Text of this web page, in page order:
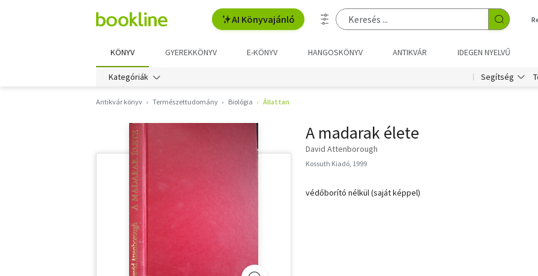
AI Könyvajánló
KÖNYV GYEREKKÖNYV E-KÖNYV HANGOSKÖNYV ANTIKVÁR IDEGEN NYELVŰ
Kategóriák Segítség
Antikvár könyv Természettudomány Biológia Állattan
A madarak élete
David Attenborough
Kossuth Kiadó, 1999
védőborító nélkül (saját képpel)